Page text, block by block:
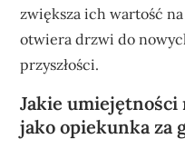
zwiększa ich wartość
otwiera drzwi do
przyszłości.
Jakie umiejętności
jako opiekunka za